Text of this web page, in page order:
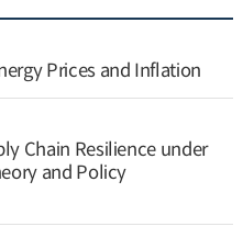
Prices and Inflation
Chain Resilience under
and Policy